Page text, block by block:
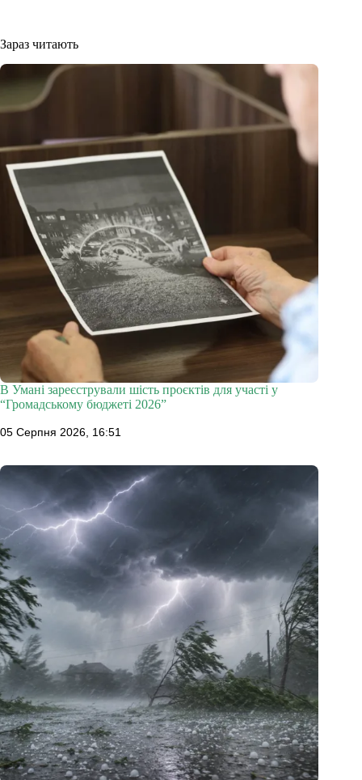
Зараз читають
В Умані зареєстрували шість проєктів для участі у
“Громадському бюджеті 2026”
05 Серпня 2026, 16:51